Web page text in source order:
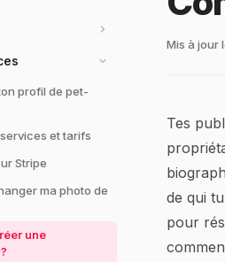
profil de pet-
et tarifs
Stripe
ma photo de
une
Mis à jour
Tes
de qui
pour